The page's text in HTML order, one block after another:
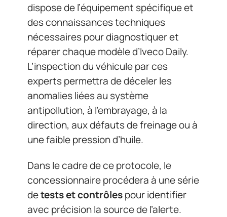
dispose de l’équipement spécifique et
des connaissances techniques
nécessaires pour diagnostiquer et
réparer chaque modèle d’Iveco Daily.
L’inspection du véhicule par ces
experts permettra de déceler les
anomalies liées au système
antipollution, à l’embrayage, à la
direction, aux défauts de freinage ou à
une faible pression d’huile.
Dans le cadre de ce protocole, le
concessionnaire procédera à une série
detests et contrôlespour identifier
avec précision la source de l’alerte.